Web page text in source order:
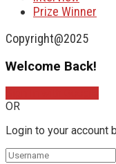
Prize Winner
Copyright@2025
Welcome Back!
OR
Login to your account